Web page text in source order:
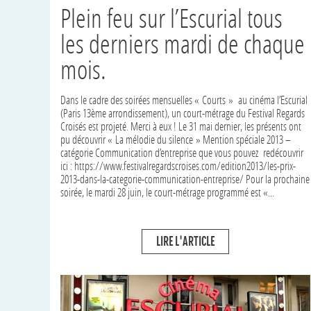
Plein feu sur l’Escurial tous
les derniers mardi de chaque
mois.
Dans le cadre des soirées mensuelles « Courts » au cinéma l’Escurial
(Paris 13ème arrondissement), un court-métrage du Festival Regards
Croisés est projeté. Merci à eux ! Le 31 mai dernier, les présents ont
pu découvrir « La mélodie du silence » Mention spéciale 2013 –
catégorie Communication d’entreprise que vous pouvez redécouvrir
ici : https://www.festivalregardscroises.com/edition2013/les-prix-
2013-dans-la-categorie-communication-entreprise/ Pour la prochaine
soirée, le mardi 28 juin, le court-métrage programmé est «...
LIRE L'ARTICLE